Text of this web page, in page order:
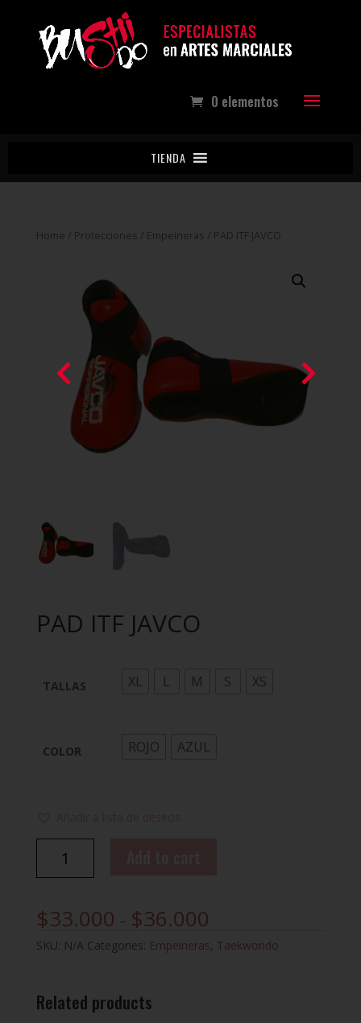
0 elementos
TIENDA
Home / Protecciones / Empeineras / PAD ITF JAVCO
PAD ITF JAVCO
TALLAS XL L M S XS
COLOR ROJO AZUL
$33.000 – $36.000
SKU: N/A Categories: Empeineras, Taekwondo
Related products